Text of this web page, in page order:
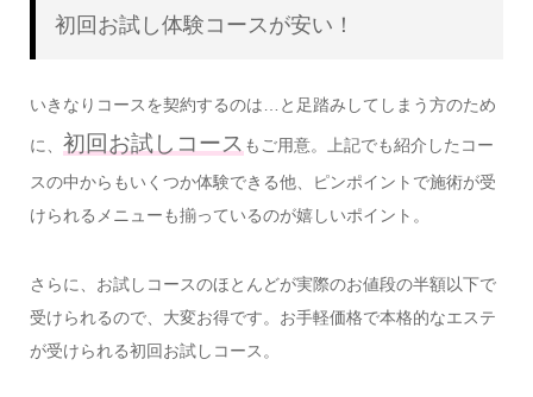
初回お試し体験コースが安い！
いきなりコースを契約するのは…と足踏みしてしまう方のため
に、 初回お試しコース もご用意。上記でも紹介したコー
スの中からもいくつか体験できる他、ピンポイントで施術が受
けられるメニューも揃っているのが嬉しいポイント。
さらに、お試しコースのほとんどが実際のお値段の半額以下で
受けられるので、大変お得です。お手軽価格で本格的なエステ
が受けられる初回お試しコース。